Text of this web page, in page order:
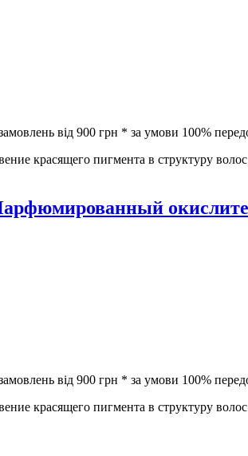
від 900 грн * за умови 100%
красящего пигмента в структуру
від 900 грн * за умови 100%
красящего пигмента в структуру